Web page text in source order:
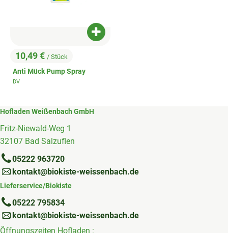
, Preis:
10,49 € / Stück
Anti Mück Pump Spray
, Herkunft:
DV
Produkt zum Warenkorb hinzufügen
Hofladen Weißenbach GmbH
Fritz-Niewald-Weg 1
32107 Bad Salzuflen
05222 963720
kontakt@biokiste-weissenbach.de
Lieferservice/Biokiste
05222 795834
kontakt@biokiste-weissenbach.de
Öffnungszeiten Hofladen :